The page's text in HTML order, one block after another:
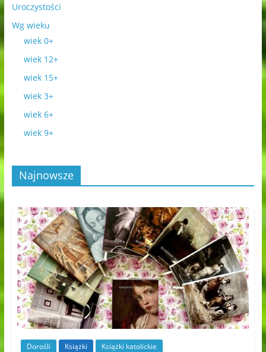
Uroczystości
Wg wieku
wiek 0+
wiek 12+
wiek 15+
wiek 3+
wiek 6+
wiek 9+
Najnowsze
Dorośli Książki Książki katolickie